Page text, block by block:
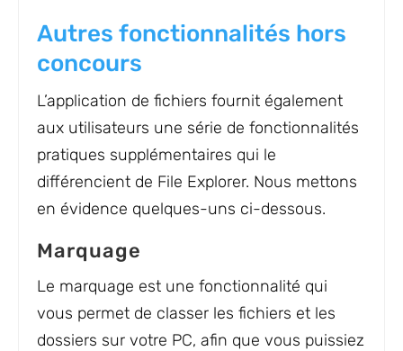
Autres fonctionnalités hors
concours
L’application de fichiers fournit également
aux utilisateurs une série de fonctionnalités
pratiques supplémentaires qui le
différencient de File Explorer. Nous mettons
en évidence quelques-uns ci-dessous.
Marquage
Le marquage est une fonctionnalité qui
vous permet de classer les fichiers et les
dossiers sur votre PC, afin que vous puissiez